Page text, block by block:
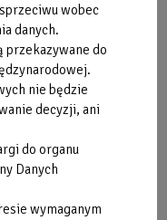
Cenniki
wobec
danych.
przekazywane do
nie będzie
decyzji, ani
do organu
Danych
wymaganym